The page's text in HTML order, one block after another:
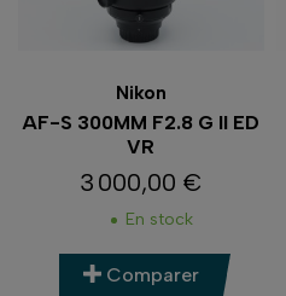
Nikon
AF-S 300MM F2.8 G II ED
VR
Prix
3 000,00 €
En stock
Comparer